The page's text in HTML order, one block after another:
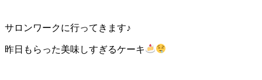
サロンワークに行ってきます♪
昨日もらった美味しすぎるケーキ